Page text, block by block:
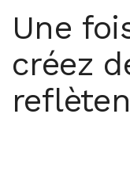
Une
créez